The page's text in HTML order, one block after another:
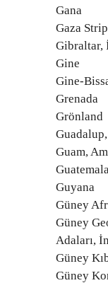
Gana
Gaza Strip
Gibraltar,
Gine
Gine-
Grenada
Grönland
Guam,
Guyana
Güney
Güney
Adaları,
Güney
Güney